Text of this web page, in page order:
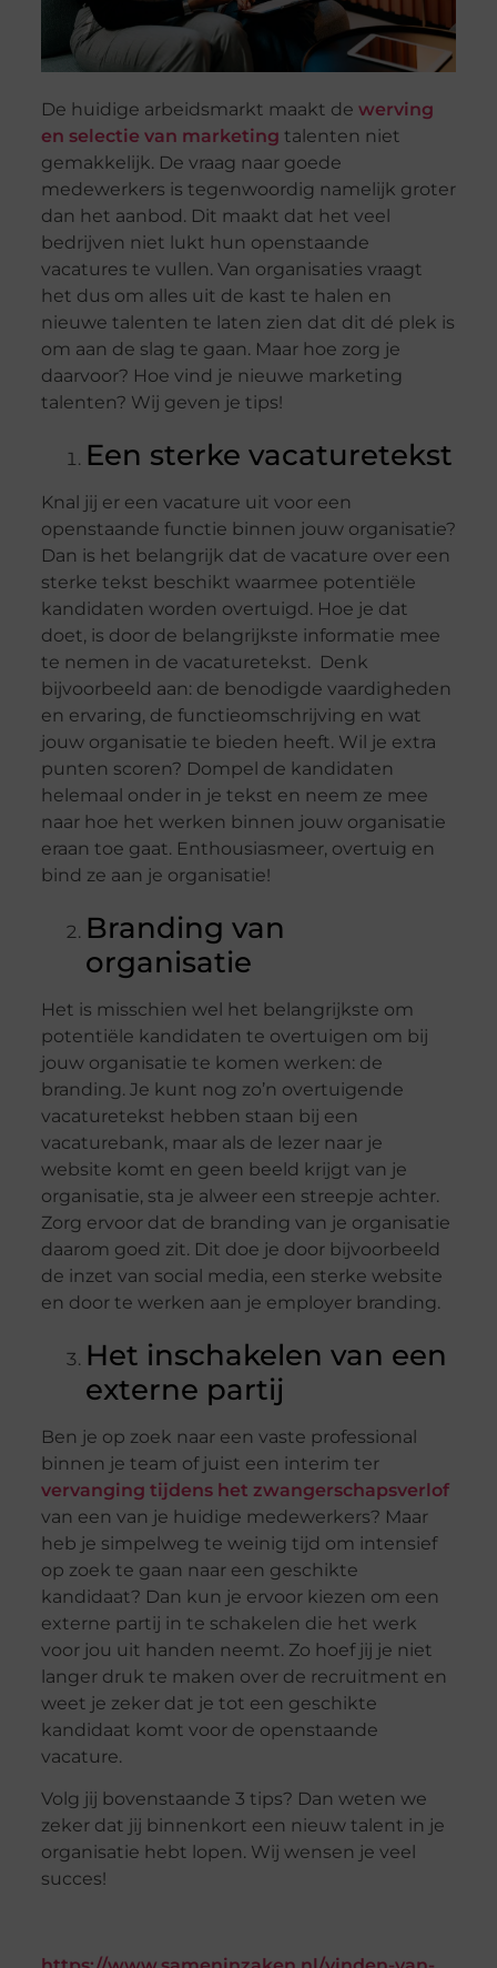
De huidige arbeidsmarkt maakt de werving
en selectie van marketing talenten niet
gemakkelijk. De vraag naar goede
medewerkers is tegenwoordig namelijk groter
dan het aanbod. Dit maakt dat het veel
bedrijven niet lukt hun openstaande
vacatures te vullen. Van organisaties vraagt
het dus om alles uit de kast te halen en
nieuwe talenten te laten zien dat dit dé plek is
om aan de slag te gaan. Maar hoe zorg je
daarvoor? Hoe vind je nieuwe marketing
talenten? Wij geven je tips!
Een sterke vacaturetekst
Knal jij er een vacature uit voor een
openstaande functie binnen jouw organisatie?
Dan is het belangrijk dat de vacature over een
sterke tekst beschikt waarmee potentiële
kandidaten worden overtuigd. Hoe je dat
doet, is door de belangrijkste informatie mee
te nemen in de vacaturetekst. Denk
bijvoorbeeld aan: de benodigde vaardigheden
en ervaring, de functieomschrijving en wat
jouw organisatie te bieden heeft. Wil je extra
punten scoren? Dompel de kandidaten
helemaal onder in je tekst en neem ze mee
naar hoe het werken binnen jouw organisatie
eraan toe gaat. Enthousiasmeer, overtuig en
bind ze aan je organisatie!
Branding van
organisatie
Het is misschien wel het belangrijkste om
potentiële kandidaten te overtuigen om bij
jouw organisatie te komen werken: de
branding. Je kunt nog zo’n overtuigende
vacaturetekst hebben staan bij een
vacaturebank, maar als de lezer naar je
website komt en geen beeld krijgt van je
organisatie, sta je alweer een streepje achter.
Zorg ervoor dat de branding van je organisatie
daarom goed zit. Dit doe je door bijvoorbeeld
de inzet van social media, een sterke website
en door te werken aan je employer branding.
Het inschakelen van een
externe partij
Ben je op zoek naar een vaste professional
binnen je team of juist een interim ter
vervanging tijdens het zwangerschapsverlof
van een van je huidige medewerkers? Maar
heb je simpelweg te weinig tijd om intensief
op zoek te gaan naar een geschikte
kandidaat? Dan kun je ervoor kiezen om een
externe partij in te schakelen die het werk
voor jou uit handen neemt. Zo hoef jij je niet
langer druk te maken over de recruitment en
weet je zeker dat je tot een geschikte
kandidaat komt voor de openstaande
vacature.
Volg jij bovenstaande 3 tips? Dan weten we
zeker dat jij binnenkort een nieuw talent in je
organisatie hebt lopen. Wij wensen je veel
succes!